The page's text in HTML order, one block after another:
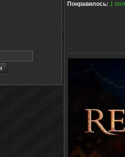
Понравилось: 1